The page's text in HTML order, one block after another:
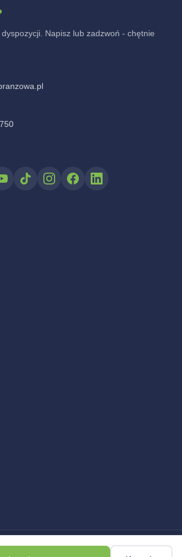
Napisz lub zadzwoń - chętnie
Wszelkie prawa zastrzeżone.